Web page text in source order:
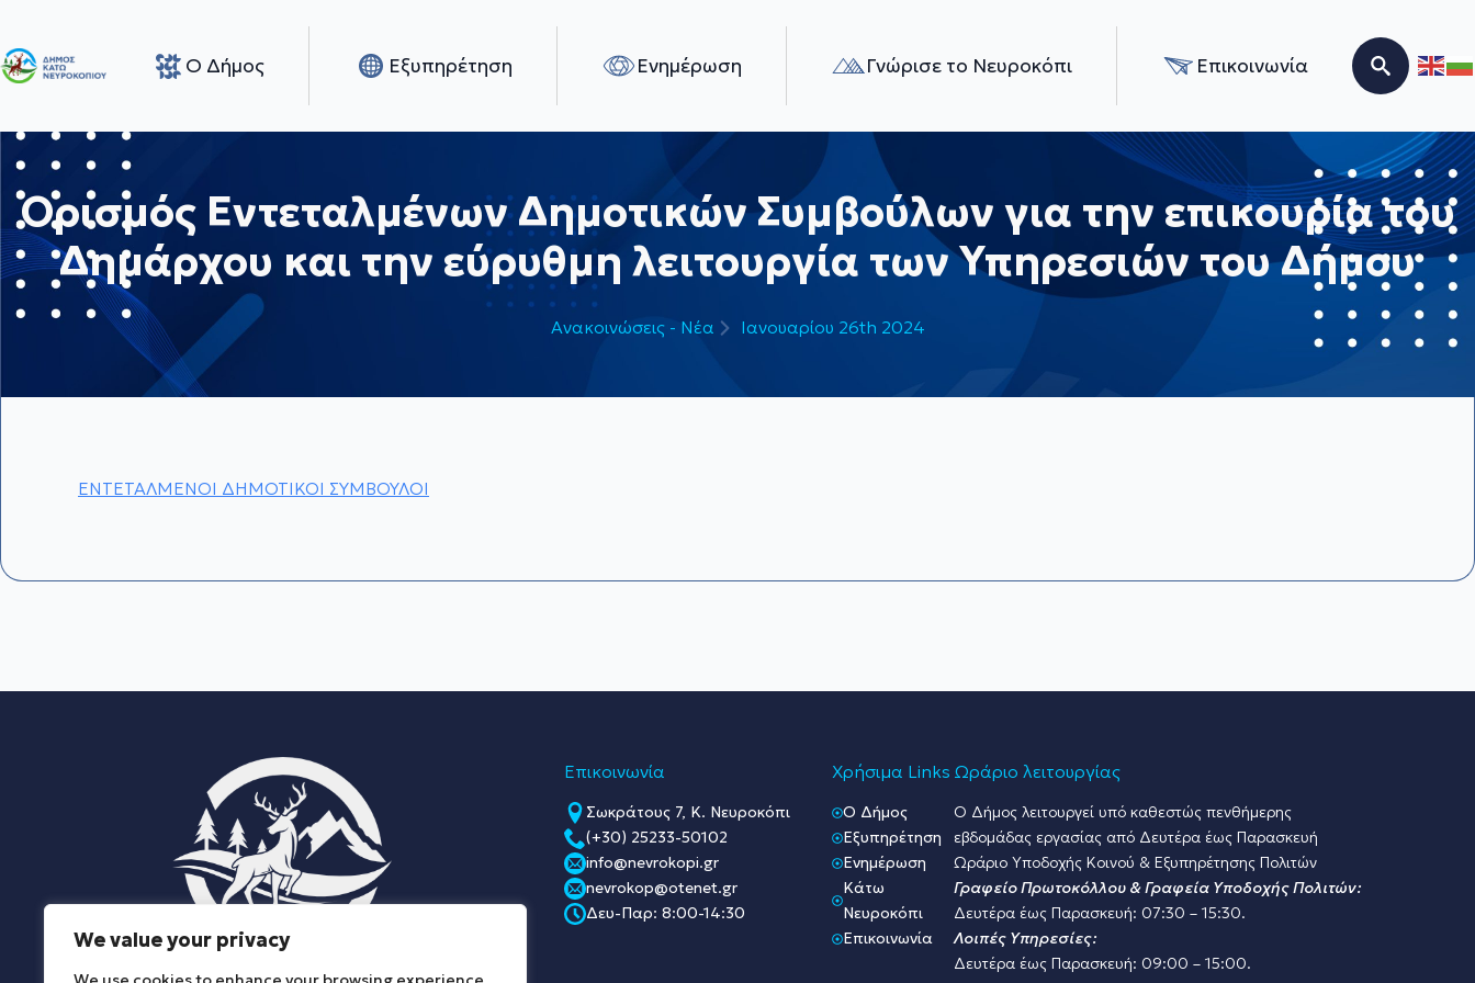
We value your privacy
Ο Δήμος Εξυπηρέτηση Ενημέρωση Γνώρισε το Νευροκόπι
Επικοινωνία
Search for:
Ορισμός Εντεταλμένων Δημοτικών Συμβούλων για την επικουρία του
Δημάρχου και την εύρυθμη λειτουργία των Υπηρεσιών του Δήμου
Ανακοινώσεις - Νέα Ιανουαρίου 26th 2024
ΕΝΤΕΤΑΛΜΕΝΟΙ ΔΗΜΟΤΙΚΟΙ ΣΥΜΒΟΥΛΟΙ
Επικοινωνία
Σωκράτους 7, Κ. Νευροκόπι
(+30) 25233-50102
info@nevrokopi.gr
nevrokop@otenet.gr
Δευ-Παρ: 8:00-14:30
Χρήσιμα Links
O Δήμος
Εξυπηρέτηση
Ενημέρωση
Κάτω
Νευροκόπι
Επικοινωνία
Ωράριο λειτουργίας
Ο Δήμος λειτουργεί υπό καθεστώς πενθήμερης
εβδομάδας εργασίας από Δευτέρα έως Παρασκευή
Ωράριο Υποδοχής Κοινού & Εξυπηρέτησης Πολιτών
Γραφείο Πρωτοκόλλου & Γραφεία Υποδοχής Πολιτών:
Δευτέρα έως Παρασκευή: 07:30 – 15:30.
Λοιπές Υπηρεσίες:
Δευτέρα έως Παρασκευή: 09:00 – 15:00.